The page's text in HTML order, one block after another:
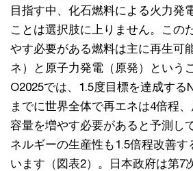
目指す中、化石燃料による火力発
ことは選択肢に上りません。この
やす必要がある燃料は主に再生可
ネ）と原子力発電（原発）という
O2025では、1.5度目標を達成する
までに世界全体で再エネは4倍程
容量を増やす必要があると予測し
ネルギーの生産性も1.5倍程改善す
います（図表2）。日本政府は第7